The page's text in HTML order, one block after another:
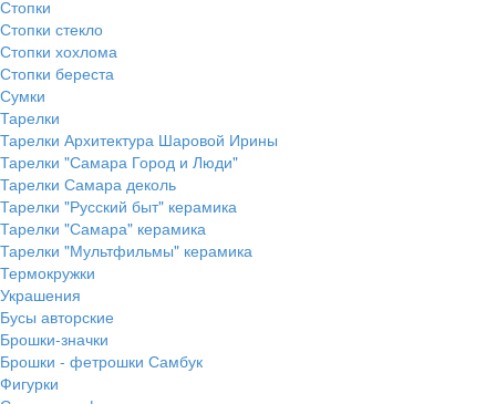
Стопки
Стопки стекло
Стопки хохлома
Стопки береста
Сумки
Тарелки
Тарелки Архитектура Шаровой Ирины
Тарелки "Самара Город и Люди"
Тарелки Самара деколь
Тарелки "Русский быт" керамика
Тарелки "Самара" керамика
Тарелки "Мультфильмы" керамика
Термокружки
Украшения
Бусы авторские
Брошки-значки
Брошки - фетрошки Самбук
Фигурки